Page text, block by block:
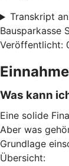
Transkript
Bausparkasse
Veröffentlicht:
Was kann
Eine solide
Aber was
Grundlage
Übersicht: